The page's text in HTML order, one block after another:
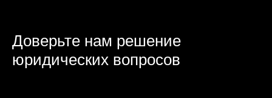
Доверьте нам решение
юридических вопросов